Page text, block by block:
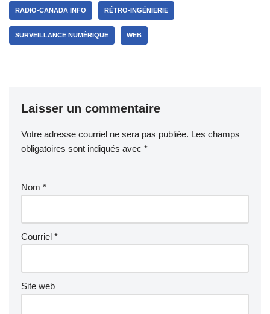
RADIO-CANADA INFO RÉTRO-INGÉNIERIE
SURVEILLANCE NUMÉRIQUE WEB
Laisser un commentaire
Votre adresse courriel ne sera pas publiée. Les champs
obligatoires sont indiqués avec *
Nom *
Courriel *
Site web